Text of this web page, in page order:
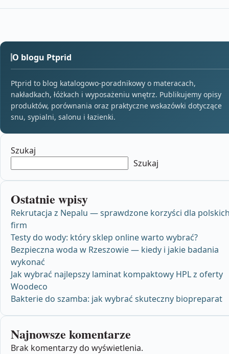
O blogu Ptprid
Ptprid to blog katalogowo-poradnikowy o materacach,
nakładkach, łóżkach i wyposażeniu wnętrz. Publikujemy opisy
produktów, porównania oraz praktyczne wskazówki dotyczące
snu, sypialni, salonu i łazienki.
Szukaj
Szukaj
Ostatnie wpisy
Rekrutacja z Nepalu — sprawdzone korzyści dla
firm
Testy do wody: który sklep online warto wybrać?
Bezpieczna woda w Rzeszowie — kiedy i jakie badania
wykonać
Jak wybrać najlepszy laminat kompaktowy HPL z oferty
Woodeco
Bakterie do szamba: jak wybrać skuteczny biopreparat
Najnowsze komentarze
Brak komentarzy do wyświetlenia.